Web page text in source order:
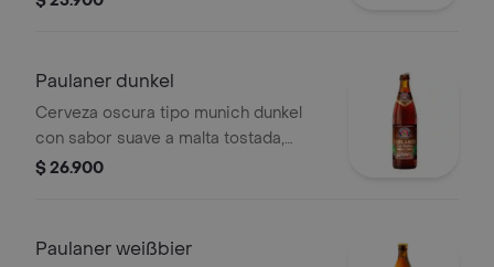
Paulaner dunkel
Cerveza oscura tipo munich dunkel
con sabor suave a malta tostada,
notas a caramelo y pan. cuerpo medio
$ 26.900
Paulaner weißbier